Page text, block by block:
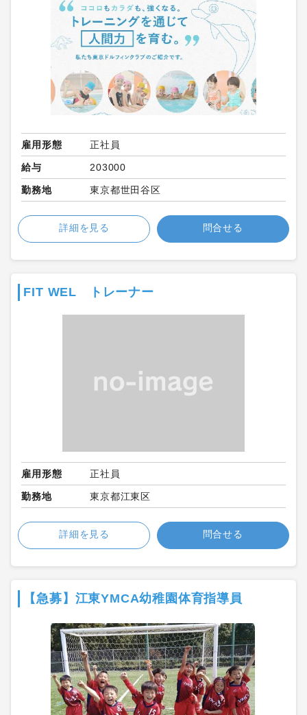
雇用形態 正社員
給与 203000
勤務地 東京都世田谷区
詳細を見る 問合せる
FIT WEL トレーナー
雇用形態 正社員
勤務地 東京都江東区
詳細を見る 問合せる
【急募】江東YMCA幼稚園体育指導員